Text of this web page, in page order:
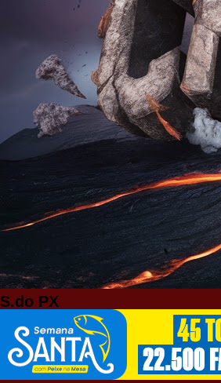
S.do PX